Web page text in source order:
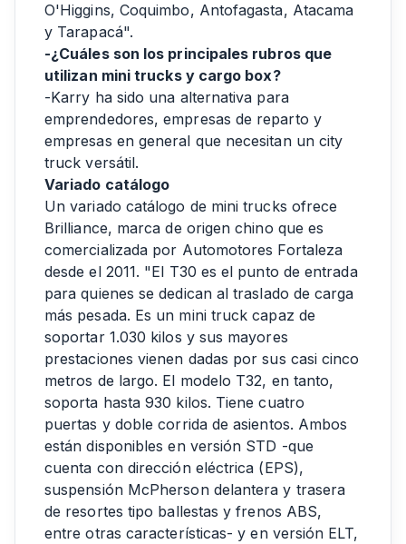
O'Higgins, Coquimbo, Antofagasta, Atacama
y Tarapacá".
-¿Cuáles son los principales rubros que
utilizan mini trucks y cargo box?
-Karry ha sido una alternativa para
emprendedores, empresas de reparto y
empresas en general que necesitan un city
truck versátil.
Variado catálogo
Un variado catálogo de mini trucks ofrece
Brilliance, marca de origen chino que es
comercializada por Automotores Fortaleza
desde el 2011. "El T30 es el punto de entrada
para quienes se dedican al traslado de carga
más pesada. Es un mini truck capaz de
soportar 1.030 kilos y sus mayores
prestaciones vienen dadas por sus casi cinco
metros de largo. El modelo T32, en tanto,
soporta hasta 930 kilos. Tiene cuatro
puertas y doble corrida de asientos. Ambos
están disponibles en versión STD -que
cuenta con dirección eléctrica (EPS),
suspensión McPherson delantera y trasera
de resortes tipo ballestas y frenos ABS,
entre otras características- y en versión ELT,